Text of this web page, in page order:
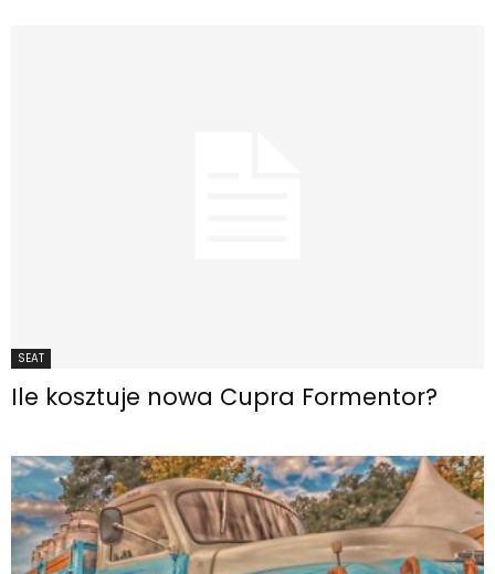
SEAT
Ile kosztuje nowa Cupra Formentor?